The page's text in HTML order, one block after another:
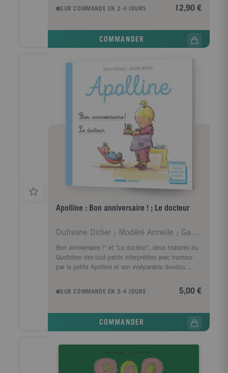
apparaîtront ! Attention, le loup est revenu et il rode !
Ne tombez pas sur lui pour ne pas que votre maison
SUR COMMANDE EN 2-4 JOURS 12,90 €
COMMANDER
Apolline : Bon anniversaire ! ; Le docteur
Dufresne Didier ; Modéré Armelle ; Ganglion Bigord
Bon anniversaire !" et "Le docteur", deux histoires du
Quotidien des tout-petits interprétées avec humour
par la petite Apolline et son inséparable doudou.
d'activités proposés par une éducatrice Montessori.
SUR COMMANDE EN 2-4 JOURS
5,00 €
COMMANDER